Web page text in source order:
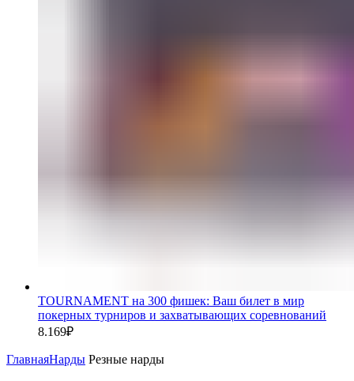
TOURNAMENT на 300 фишек: Ваш билет в мир
покерных турниров и захватывающих соревнований
8.169₽
ГлавнаяНарды Резные нарды